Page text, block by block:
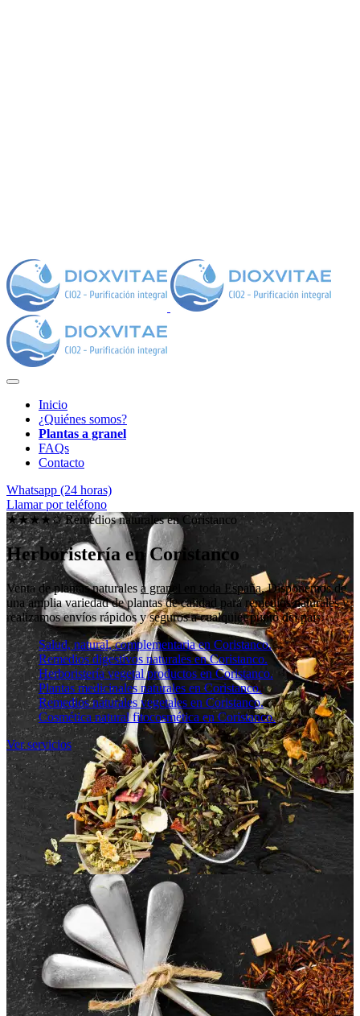
Inicio
¿Quiénes somos?
Plantas a granel
FAQs
Contacto
Whatsapp (24 horas)
Llamar por teléfono
★★★★✩ Remedios naturales en Coristanco
Herboristería en Coristanco
Venta de plantas naturalesa granel en toda España. Disponemos de
una amplia variedad de plantas de calidad para remedios naturales y
realizamos envíos rápidos y seguros a cualquier punto del país.
Salud, natural, complementaria en Coristanco.
Remedios digestivos naturales en Coristanco.
Herboristería vegetal productos en Coristanco.
Plantas medicinales naturales en Coristanco.
Remedios naturales vegetales en Coristanco.
Cosmética natural fitocosmética en Coristanco.
Ver servicios